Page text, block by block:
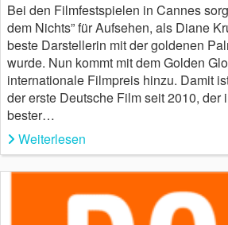
Bei den Filmfestspielen in Cannes
dem Nichts” für Aufsehen, als Diane
beste Darstellerin mit der goldenen
wurde. Nun kommt mit dem Golden
internationale Filmpreis hinzu. Damit
der erste Deutsche Film seit 2010, der
bester…
Weiterlesen